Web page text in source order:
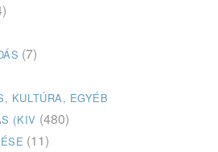
(7)
KULTÚRA, EGYÉB
(KIV (480)
(11)